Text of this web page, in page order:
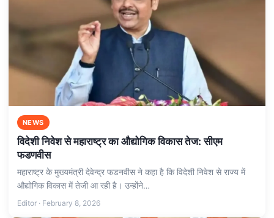
NEWS
विदेशी निवेश से महाराष्ट्र का औद्योगिक विकास तेज: सीएम
फडणवीस
महाराष्‍ट्र के मुख्‍यमंत्री देवेन्‍द्र फडनवीस ने कहा है कि विदेशी निवेश से राज्‍य में
औद्योगिक विकास में तेजी आ रही है। उन्‍होंने…
Editor · February 8, 2026